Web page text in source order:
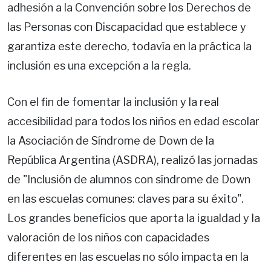
adhesión a la Convención sobre los Derechos de
las Personas con Discapacidad que establece y
garantiza este derecho, todavía en la práctica la
inclusión es una excepción a la regla.
Con el fin de fomentar la inclusión y la real
accesibilidad para todos los niños en edad escolar
la Asociación de Síndrome de Down de la
República Argentina (ASDRA), realizó las jornadas
de "Inclusión de alumnos con síndrome de Down
en las escuelas comunes: claves para su éxito".
Los grandes beneficios que aporta la igualdad y la
valoración de los niños con capacidades
diferentes en las escuelas no sólo impacta en la